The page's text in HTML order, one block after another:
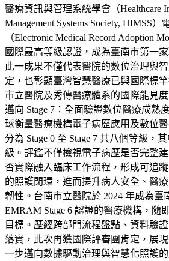
醫療資訊與管理系統學會（Healthcare
Management Systems Society, HIMSS
（Electronic Medical Record Adoption
國際最高等級認證，成為臺南市第一
此一成果不僅代表醫院的數位治理與
定，也彰顯臺灣智慧醫療已與國際標
市立醫院及秀傳醫療體系的國際能見度
邁向 Stage 7：全面驗證數位醫療成熟
球衡量醫療機構電子病歷應用及數位
分為 Stage 0 至 Stage 7 共八個等級，
級。評鑑不僅檢視電子病歷是否完整
否實際融入臨床工作流程，形成可追
的照護閉環，進而提升病人安全、醫
韌性。台南市立醫院於 2024 年成為臺
EMRAM Stage 6 認證的醫療機構，隨
目標。歷經跨部門流程盤點、資料驗
落實，此次再獲國際評審團肯定，展
一步邁向數據驅動治理與智慧化照護